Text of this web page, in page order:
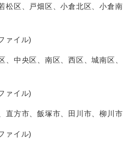
松区、戸畑区、小倉北区、小倉南
ァイル)
、中央区、南区、西区、城南区、
ァイル)
直方市、飯塚市、田川市、柳川市
ァイル)